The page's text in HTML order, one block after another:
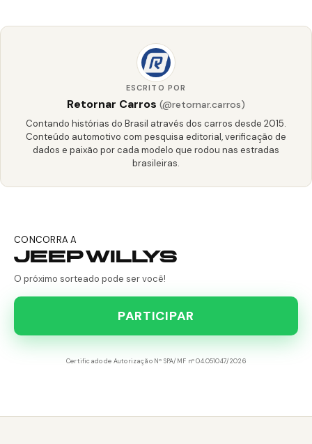
ESCRITO POR
Retornar Carros (@retornar.carros)
Contando histórias do Brasil através dos carros desde 2015.
Conteúdo automotivo com pesquisa editorial, verificação de
dados e paixão por cada modelo que rodou nas estradas
brasileiras.
CONCORRA A
JEEP WILLYS
O próximo sorteado pode ser você!
PARTICIPAR
Certificado de Autorização Nº SPA/MF nº 04.051047/2026